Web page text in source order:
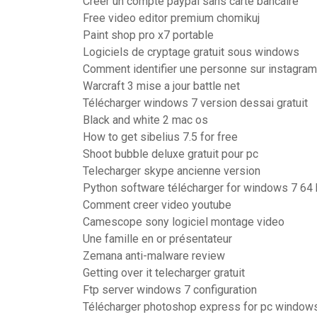
Free video editor premium chomikuj
Paint shop pro x7 portable
Logiciels de cryptage gratuit sous windows
Comment identifier une personne sur instagram
Warcraft 3 mise a jour battle net
Télécharger windows 7 version dessai gratuit
Black and white 2 mac os
How to get sibelius 7.5 for free
Shoot bubble deluxe gratuit pour pc
Telecharger skype ancienne version
Python software télécharger for windows 7 64
Comment creer video youtube
Camescope sony logiciel montage video
Une famille en or présentateur
Zemana anti-malware review
Getting over it telecharger gratuit
Ftp server windows 7 configuration
Télécharger photoshop express for pc